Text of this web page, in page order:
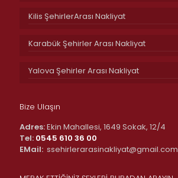
Kilis ŞehirlerArası Nakliyat
Karabük Şehirler Arası Nakliyat
Yalova Şehirler Arası Nakliyat
Bize Ulaşın
Adres:Ekin Mahallesi, 1649 Sokak, 12/4
Tel: 0545 610 36 00
EMail: ssehirlerarasinakliyat@gmail.com